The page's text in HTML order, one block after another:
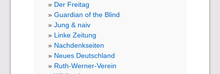
Der Freitag
Guardian of the Blind
Jung & naiv
Linke Zeitung
Nachdenkseiten
Neues Deutschland
Ruth-Werner-Verein